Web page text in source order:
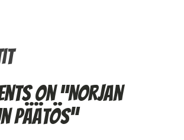
on “Norjan
päätös”